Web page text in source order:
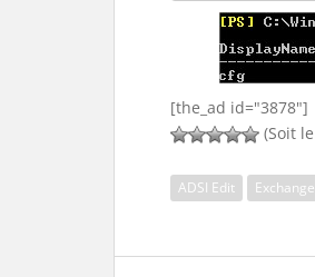
[the_ad id="3878"]
(Soit
ADSI Edit Exchange